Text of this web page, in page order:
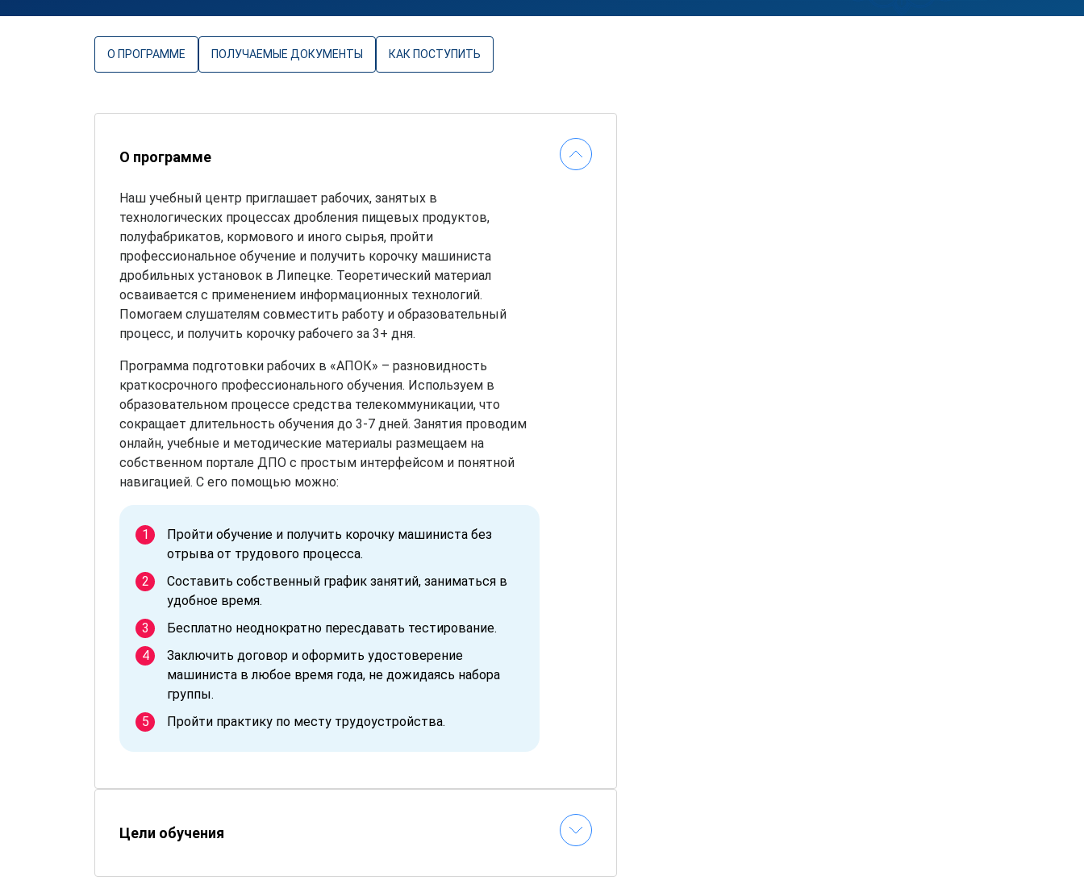
О ПРОГРАММЕ ПОЛУЧАЕМЫЕ ДОКУМЕНТЫ КАК ПОСТУПИТЬ
О программе
Наш учебный центр приглашает рабочих, занятых в
технологических процессах дробления пищевых продуктов,
полуфабрикатов, кормового и иного сырья, пройти
профессиональное обучение и получить корочку машиниста
дробильных установок в Липецке. Теоретический материал
осваивается с применением информационных технологий.
Помогаем слушателям совместить работу и образовательный
процесс, и получить корочку рабочего за 3+ дня.
Программа подготовки рабочих в «АПОК» – разновидность
краткосрочного профессионального обучения. Используем в
образовательном процессе средства телекоммуникации, что
сокращает длительность обучения до 3-7 дней. Занятия проводим
онлайн, учебные и методические материалы размещаем на
собственном портале ДПО с простым интерфейсом и понятной
навигацией. С его помощью можно:
Пройти обучение и получить корочку машиниста без
отрыва от трудового процесса.
Составить собственный график занятий, заниматься в
удобное время.
Бесплатно неоднократно пересдавать тестирование.
Заключить договор и оформить удостоверение
машиниста в любое время года, не дожидаясь набора
группы.
Пройти практику по месту трудоустройства.
Цели обучения